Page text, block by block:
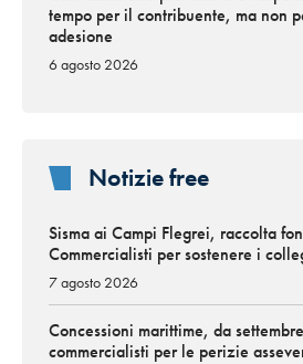
tempo per il contribuente, ma non
adesione
6 agosto 2026
Notizie free
Sisma ai Campi Flegrei, raccolta
Commercialisti per sostenere i
7 agosto 2026
Concessioni marittime, da
commercialisti per le perizie